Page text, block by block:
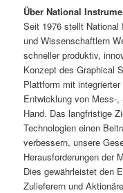
Über National
Seit 1976 stellt National
und Wissenschaftlern
schneller produktiv,
Konzept des Graphical
Plattform mit
Entwicklung von Mess-
Hand. Das langfristige
Technologien einen
verbessern, unsere
Herausforderungen der
Dies gewährleistet den
Zulieferern und